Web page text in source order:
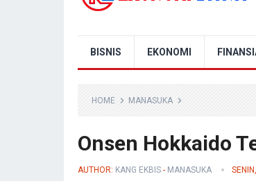
BISNIS EKONOMI
HOME MANASUKA
Onsen Hokkaido
AUTHOR: KANG EKBIS - MANASUKA